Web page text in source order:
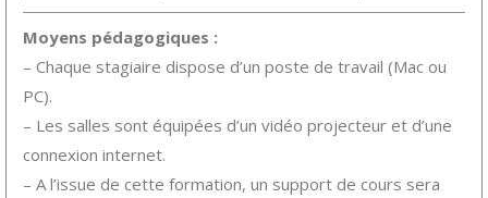
Moyens pédagogiques :
– Chaque stagiaire dispose d’un poste de travail (Mac ou
PC).
– Les salles sont équipées d’un vidéo projecteur et d’une
connexion internet.
– A l’issue de cette formation, un support de cours sera